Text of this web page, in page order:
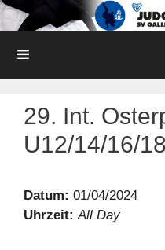
Skip
to
content
29. Int.
U12/14/16/18
Datum: 01/04/2024
Uhrzeit: All Day